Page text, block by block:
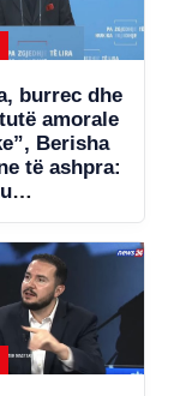
burrec dhe
amorale
Berisha
të ashpra:
në Spanjë!